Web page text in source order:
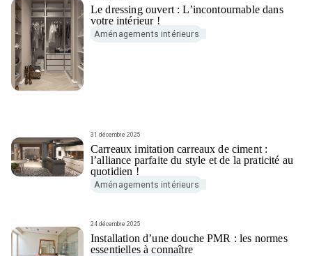
Le dressing ouvert : L’incontournable dans
votre intérieur !
Aménagements intérieurs
31 décembre 2025
Carreaux imitation carreaux de ciment :
l’alliance parfaite du style et de la praticité au
quotidien !
Aménagements intérieurs
24 décembre 2025
Installation d’une douche PMR : les normes
essentielles à connaître